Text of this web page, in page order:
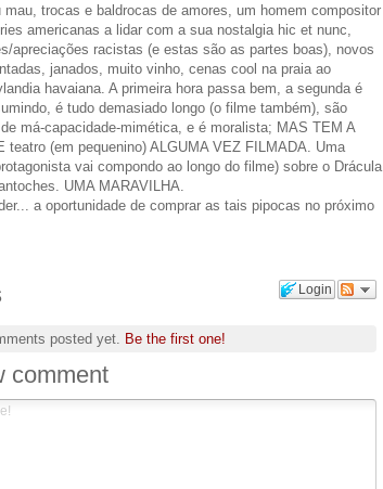
mau, trocas e baldrocas de amores, um homem compositor
americanas a lidar com a sua nostalgia hic et nunc,
apreciações racistas (e estas são as partes boas), novos
janados, muito vinho, cenas cool na praia ao
havaiana. A primeira hora passa bem, a segunda é
é tudo demasiado longo (o filme também), são
má-capacidade-mimética, e é moralista; MAS TEM A
teatro (em pequenino) ALGUMA VEZ FILMADA. Uma
vai compondo ao longo do filme) sobre o Drácula
UMA MARAVILHA.
a oportunidade de comprar as tais pipocas no próximo
Login
posted yet. Be the first one!
comment